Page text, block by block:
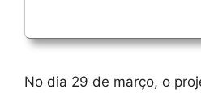
No dia 29 de março, o